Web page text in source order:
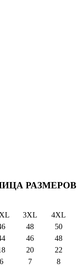
РАЗМЕРОВ
3XL 4XL
48 50
46 48
20 22
6 7 8